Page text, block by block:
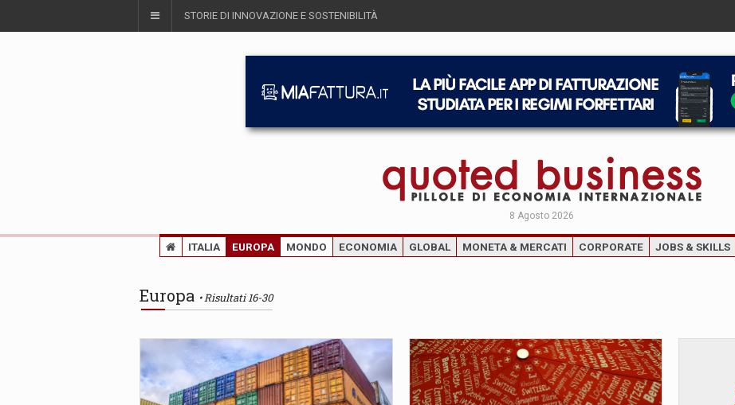
STORIE DI INNOVAZIONE E SOSTENIBILITÀ
8 Agosto 2026
ITALIA EUROPA MONDO ECONOMIA GLOBAL MONETA & MERCATI CORPORATE JOBS & SKILLS
Europa Risultati 16-30